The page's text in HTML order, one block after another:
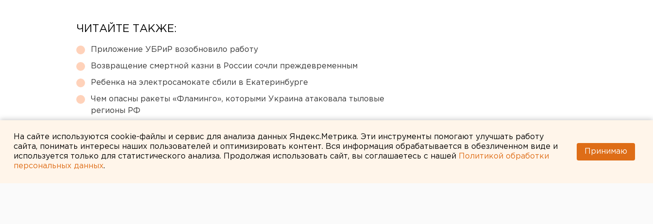
ЧИТАЙТЕ ТАКЖЕ:
Приложение УБРиР возобновило работу
Возвращение смертной казни в России сочли преждевременным
Ребенка на электросамокате сбили в Екатеринбурге
Чем опасны ракеты «Фламинго», которыми Украина атаковала тыловые
регионы РФ
На сайте используются cookie-файлы и сервис для анализа данных Яндекс.Метрика. Эти инструменты помогают улучшать работу
сайта, понимать интересы наших пользователей и оптимизировать контент. Вся информация обрабатывается в обезличенном виде и
используется только для статистического анализа. Продолжая использовать сайт, вы соглашаетесь с нашей
Политикой обработки
персональных данных.
Принимаю